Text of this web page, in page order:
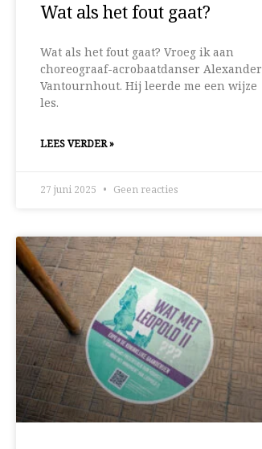
Wat als het fout gaat?
Wat als het fout gaat? Vroeg ik aan
choreograaf-acrobaatdanser Alexander
Vantournhout. Hij leerde me een wijze
les.
LEES VERDER »
27 juni 2025 Geen reacties